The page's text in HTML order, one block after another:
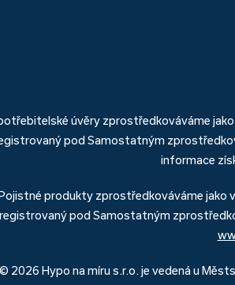
úvěry zprostředkováváme
pod Samostatným
informace
produkty zprostředkováváme jako
registrovaný pod Samostatným
© 2026 Hypo na míru s.r.o. je vedená u